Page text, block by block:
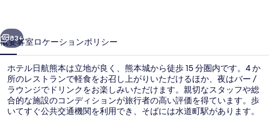
の
写
真
ギ
ャ
83+
概要客室ロケーションポリシー
ホテル日航熊本は立地が良く、熊本城から徒歩 15 分圏内です。4 か
所のレストランで軽食をお召し上がりいただけるほか、夜はバー /
ラウンジでドリンクをお楽しみいただけます。親切なスタッフや総
合的な施設のコンディションが旅行者の高い評価を得ています。歩
いてすぐ公共交通機関を利用でき、そばには水道町駅があります。